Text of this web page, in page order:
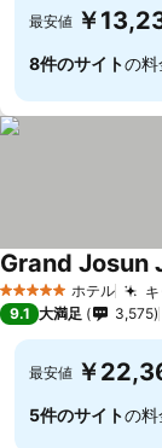
最安値 ￥
8件のサイトの
5 ホテルのランク
ホテル
Grand Josun
9.1 大満足 3,575
最安値 ￥
5件のサイトの